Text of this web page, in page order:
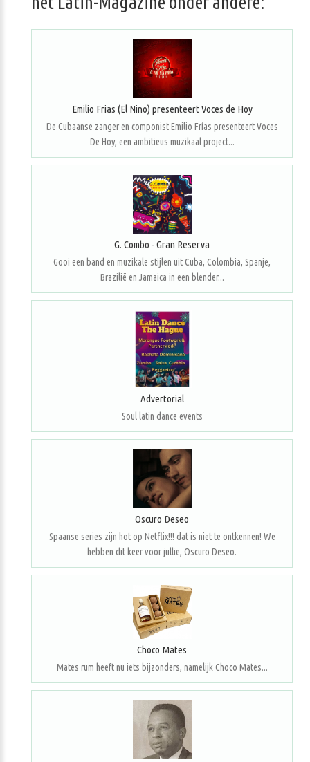
Emilio Frias (El Nino) presenteert Voces de Hoy
De Cubaanse zanger en componist Emilio Frías presenteert Voces
De Hoy, een ambitieus muzikaal project...
G. Combo - Gran Reserva
Gooi een band en muzikale stijlen uit Cuba, Colombia, Spanje,
Brazilië en Jamaica in een blender...
Advertorial
Soul latin dance events
Oscuro Deseo
Spaanse series zijn hot op Netflix!!! dat is niet te ontkennen! We
hebben dit keer voor jullie, Oscuro Deseo.
Choco Mates
Mates rum heeft nu iets bijzonders, namelijk Choco Mates...